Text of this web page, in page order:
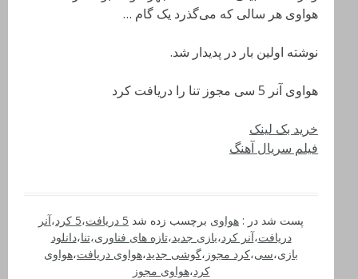
هواوی هر سالی که می‌گذرد یک گام …
نوشته اولین بار در پدیدار شد.
هواوی آنر 5 سی مجوز تنا را دریافت کرد
خرید بک لینک
فیلم سریال آهنگ
پست شد در : هواوی برچسب زده شد 5 دریافت ،5 کرد ،آنر
دریافت،آنر کرد،بازی جدید،تازه های فناوری،تنا،دانلود
بازی،سی،کرد مجوز ،گوشی جدید،هواوی دریافت،هواوی
کرد،هواوی مجوز